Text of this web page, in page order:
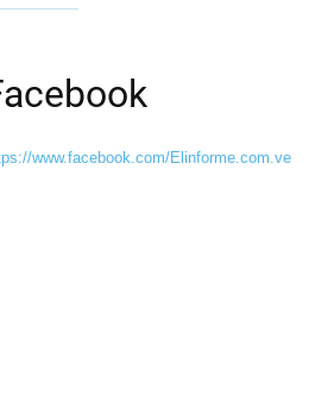
www.facebook.com/Elinforme.com.ve